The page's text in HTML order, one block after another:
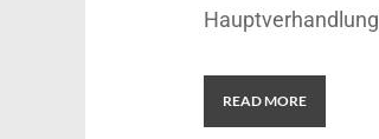
READ MORE